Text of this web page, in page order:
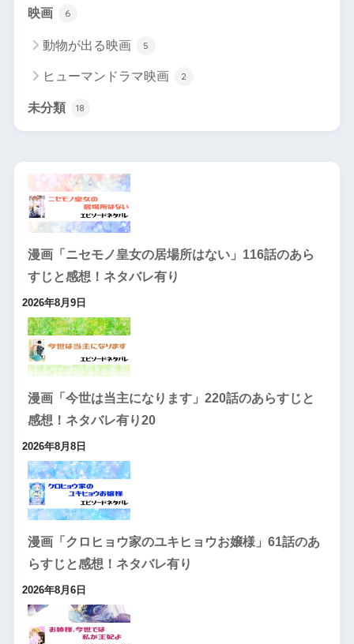
映画 6
動物が出る映画 5
ヒューマンドラマ映画 2
未分類 18
漫画「ニセモノ皇女の居場所はない」116話のあら
すじと感想！ネタバレ有り
2026年8月9日
漫画「今世は当主になります」220話のあらすじと
感想！ネタバレ有り20
2026年8月8日
漫画「クロヒョウ家のユキヒョウお嬢様」61話のあ
らすじと感想！ネタバレ有り
2026年8月6日